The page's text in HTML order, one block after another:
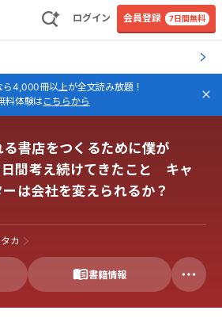
ログイン 会員登録 7日間無料
ら4,000冊以上が全文読み放題！
料体験はこちらから
る書店をつくるために僕が
間考え続けてきたこと キャ
ーは会社を変えられるか？
カ
書籍情報